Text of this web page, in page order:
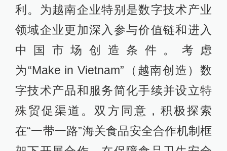
利。为越南企业特别是数字技术产业
领域企业更加深入参与价值链和进入
中国市场创造条件。考虑
为“Make in Vietnam”（越南创造）数
字技术产品和服务简化手续并设立特
殊贸促渠道。双方同意，积极探索
在“一带一路”海关食品安全合作机制框